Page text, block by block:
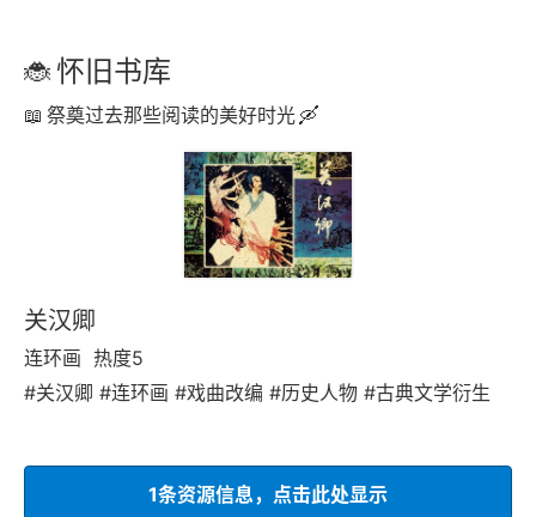
怀旧书库
祭奠过去那些阅读的美好时光
关汉卿
连环画 热度5
#关汉卿 #连环画 #戏曲改编 #历史人物 #古典文学衍生
1条资源信息，点击此处显示